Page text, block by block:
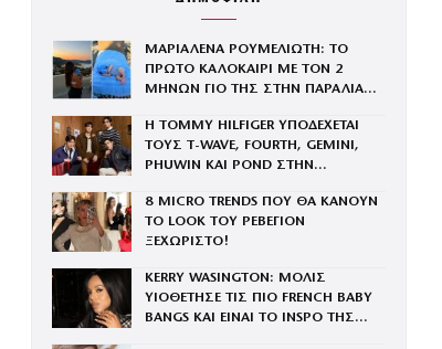
ΜΑΡΙΑΛΕΝΑ ΡΟΥΜΕΛΙΩΤΗ: ΤΟ
ΠΡΩΤΟ ΚΑΛΟΚΑΙΡΙ ΜΕ ΤΟΝ 2
ΜΗΝΩΝ ΓΙΟ ΤΗΣ ΣΤΗΝ ΠΑΡΑΛΙΑ
Η TOMMY HILFIGER ΥΠΟΔΕΧΕΤΑΙ
ΤΟΥΣ Τ-WAVE, FOURTH, GEMINI,
PHUWIN ΚΑΙ POND ΣΤΗΝ
8 MICRO TRENDS ΠΟΥ ΘΑ ΚΑΝΟΥΝ
ΤΟ LOOK ΤΟΥ ΡΕΒΕΓΙΟΝ
ΞΕΧΩΡΙΣΤΟ!
KERRY WASINGTON: ΜΟΛΙΣ
ΥΙΟΘΕΤΗΣΕ ΤΙΣ ΠΙΟ FRENCH BABY
BANGS ΚΑΙ ΕΙΝΑΙ ΤΟ INSPO ΤΗΣ